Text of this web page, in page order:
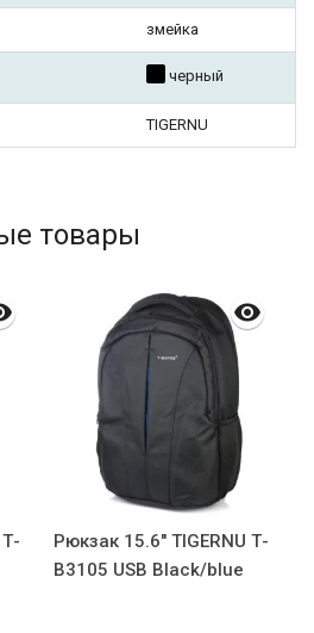
змейка
черный
TIGERNU
товары
Рюкзак 15.6" TIGERNU Т-
В3105 USB Black/blue